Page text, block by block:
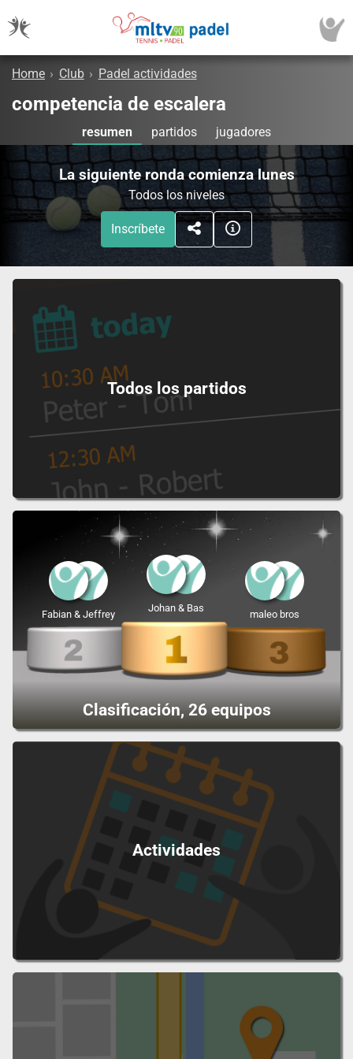
Home › Club › Padel actividades
competencia de escalera
resumen partidos jugadores
La siguiente ronda comienza lunes
Todos los niveles
Inscríbete
Todos los partidos
Clasificación, 26 equipos
Johan & Bas
Fabian & Jeffrey maleo bros
Actividades